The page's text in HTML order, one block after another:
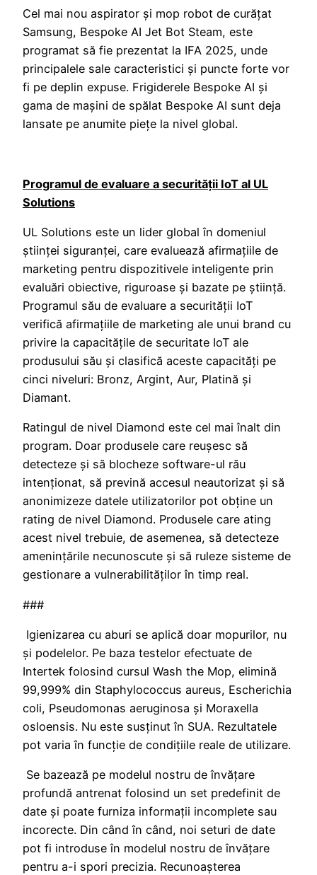
Cel mai nou aspirator și mop robot de curățat
Samsung, Bespoke AI Jet Bot Steam, este
programat să fie prezentat la IFA 2025, unde
principalele sale caracteristici și puncte forte vor
fi pe deplin expuse. Frigiderele Bespoke AI și
gama de mașini de spălat Bespoke AI sunt deja
lansate pe anumite piețe la nivel global.
Programul de evaluare a securității IoT al UL
Solutions
UL Solutions este un lider global în domeniul
științei siguranței, care evaluează afirmațiile de
marketing pentru dispozitivele inteligente prin
evaluări obiective, riguroase și bazate pe știință.
Programul său de evaluare a securității IoT
verifică afirmațiile de marketing ale unui brand cu
privire la capacitățile de securitate IoT ale
produsului său și clasifică aceste capacități pe
cinci niveluri: Bronz, Argint, Aur, Platină și
Diamant.
Ratingul de nivel Diamond este cel mai înalt din
program. Doar produsele care reușesc să
detecteze și să blocheze software-ul rău
intenționat, să prevină accesul neautorizat și să
anonimizeze datele utilizatorilor pot obține un
rating de nivel Diamond. Produsele care ating
acest nivel trebuie, de asemenea, să detecteze
amenințările necunoscute și să ruleze sisteme de
gestionare a vulnerabilităților în timp real.
###
Igienizarea cu aburi se aplică doar mopurilor, nu
și podelelor. Pe baza testelor efectuate de
Intertek folosind cursul Wash the Mop, elimină
99,999% din Staphylococcus aureus, Escherichia
coli, Pseudomonas aeruginosa și Moraxella
osloensis. Nu este susținut în SUA. Rezultatele
pot varia în funcție de condițiile reale de utilizare.
Se bazează pe modelul nostru de învățare
profundă antrenat folosind un set predefinit de
date și poate furniza informații incomplete sau
incorecte. Din când în când, noi seturi de date
pot fi introduse în modelul nostru de învățare
pentru a-i spori precizia. Recunoașterea